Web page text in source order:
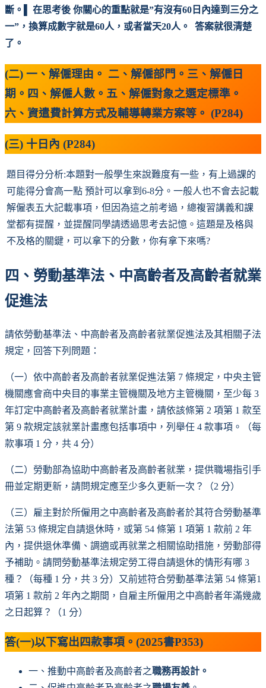
斷。▌ 在思考後 你關心的重點就是”有沒有60日內達到三分之
一”，換算成數字就是60人，或者當天20人。 答案就很清楚
了。
(二) 一、解僱理由。 二、解僱部門。三、解僱日
期。四、解僱人數。五、解僱對象之選定標準。
六、資遣費計算方式及輔導轉業方案等。 (P284)
(三) 十日內 (P284)
題目得分分析:本題對一般學生來說難度有一些，有上過課的
可能得分會高一點 預計可以拿到6-8分。一般人也不會去記載
解僱表五大記載事項，但因為這之前考過，總複習講義和課
堂都有提醒，並提醒同學請透過思考去記憶。這題是及格與
不及格的關鍵，可以拿下的分數，你有拿下來嗎?
四、勞動基準法、中高齡者及高齡者就業
促進法
請依勞動基準法、中高齡者及高齡者就業促進法及其相關子法
規定，回答下列問題：
（一）依中高齡者及高齡者就業促進法第 7 條規定，中央主管
機關應會商中央目的事業主管機關及地方主管機關，至少每 3
年訂定中高齡者及高齡者就業計畫，請依該條第 2 項第 1 款至
第 9 款規定該就業計畫應包括事項中，列舉任 4 款事項。（每
款事項 1 分，共 4 分）
（二）勞動部為協助中高齡者及高齡者就業，提供職場指引手
冊並定期更新，請問規定應至少多久更新一次？（2 分）
（三）雇主對於所僱用之中高齡者及高齡者於其符合勞動基準
法第 53 條規定自請退休時，或第 54 條第 1 項第 1 款前 2 年
內，提供退休準備、調適或再就業之相關協助措施，勞動部得
予補助。請問勞動基準法規定勞工得自請退休的情形有哪 3
種？（每種 1 分，共 3 分）又前述符合勞動基準法第 54 條第1
項第 1 款前 2 年內之期間，自雇主所僱用之中高齡者年滿幾歲
之日起算？（1 分）
答(一)以下寫出四款事項。(2025書P353)
一、推動中高齡者及高齡者之職務再設計。